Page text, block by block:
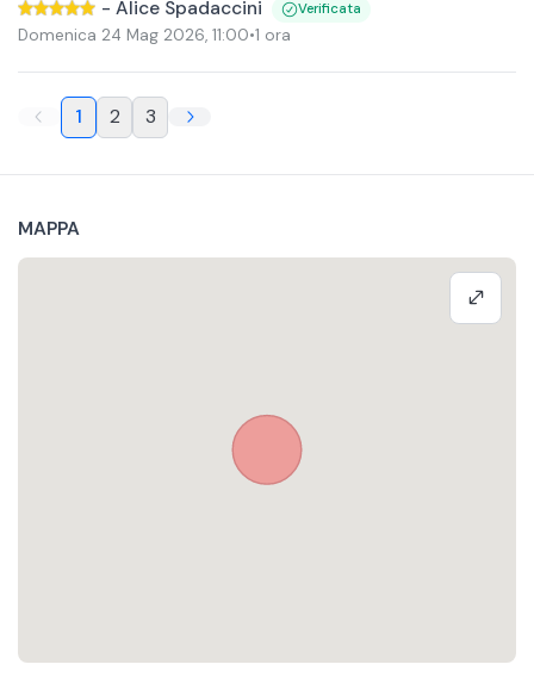
- Alice Spadaccini Verificata
Domenica 24 Mag 2026, 11:00•1 ora
1 2 3
MAPPA